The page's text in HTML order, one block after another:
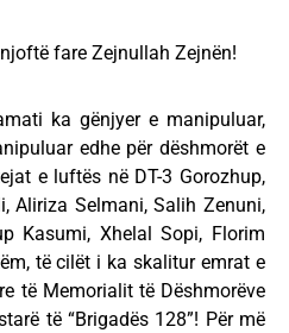
fare Zejnullah Zejnën!
ka gënjyer e manipuluar,
edhe për dëshmorët e
e luftës në DT-3 Gorozhup,
Aliriza Selmani, Salih Zenuni,
Kasumi, Xhelal Sopi, Florim
të cilët i ka skalitur emrat e
të Memorialit të Dëshmorëve
të “Brigadës 128”! Për më